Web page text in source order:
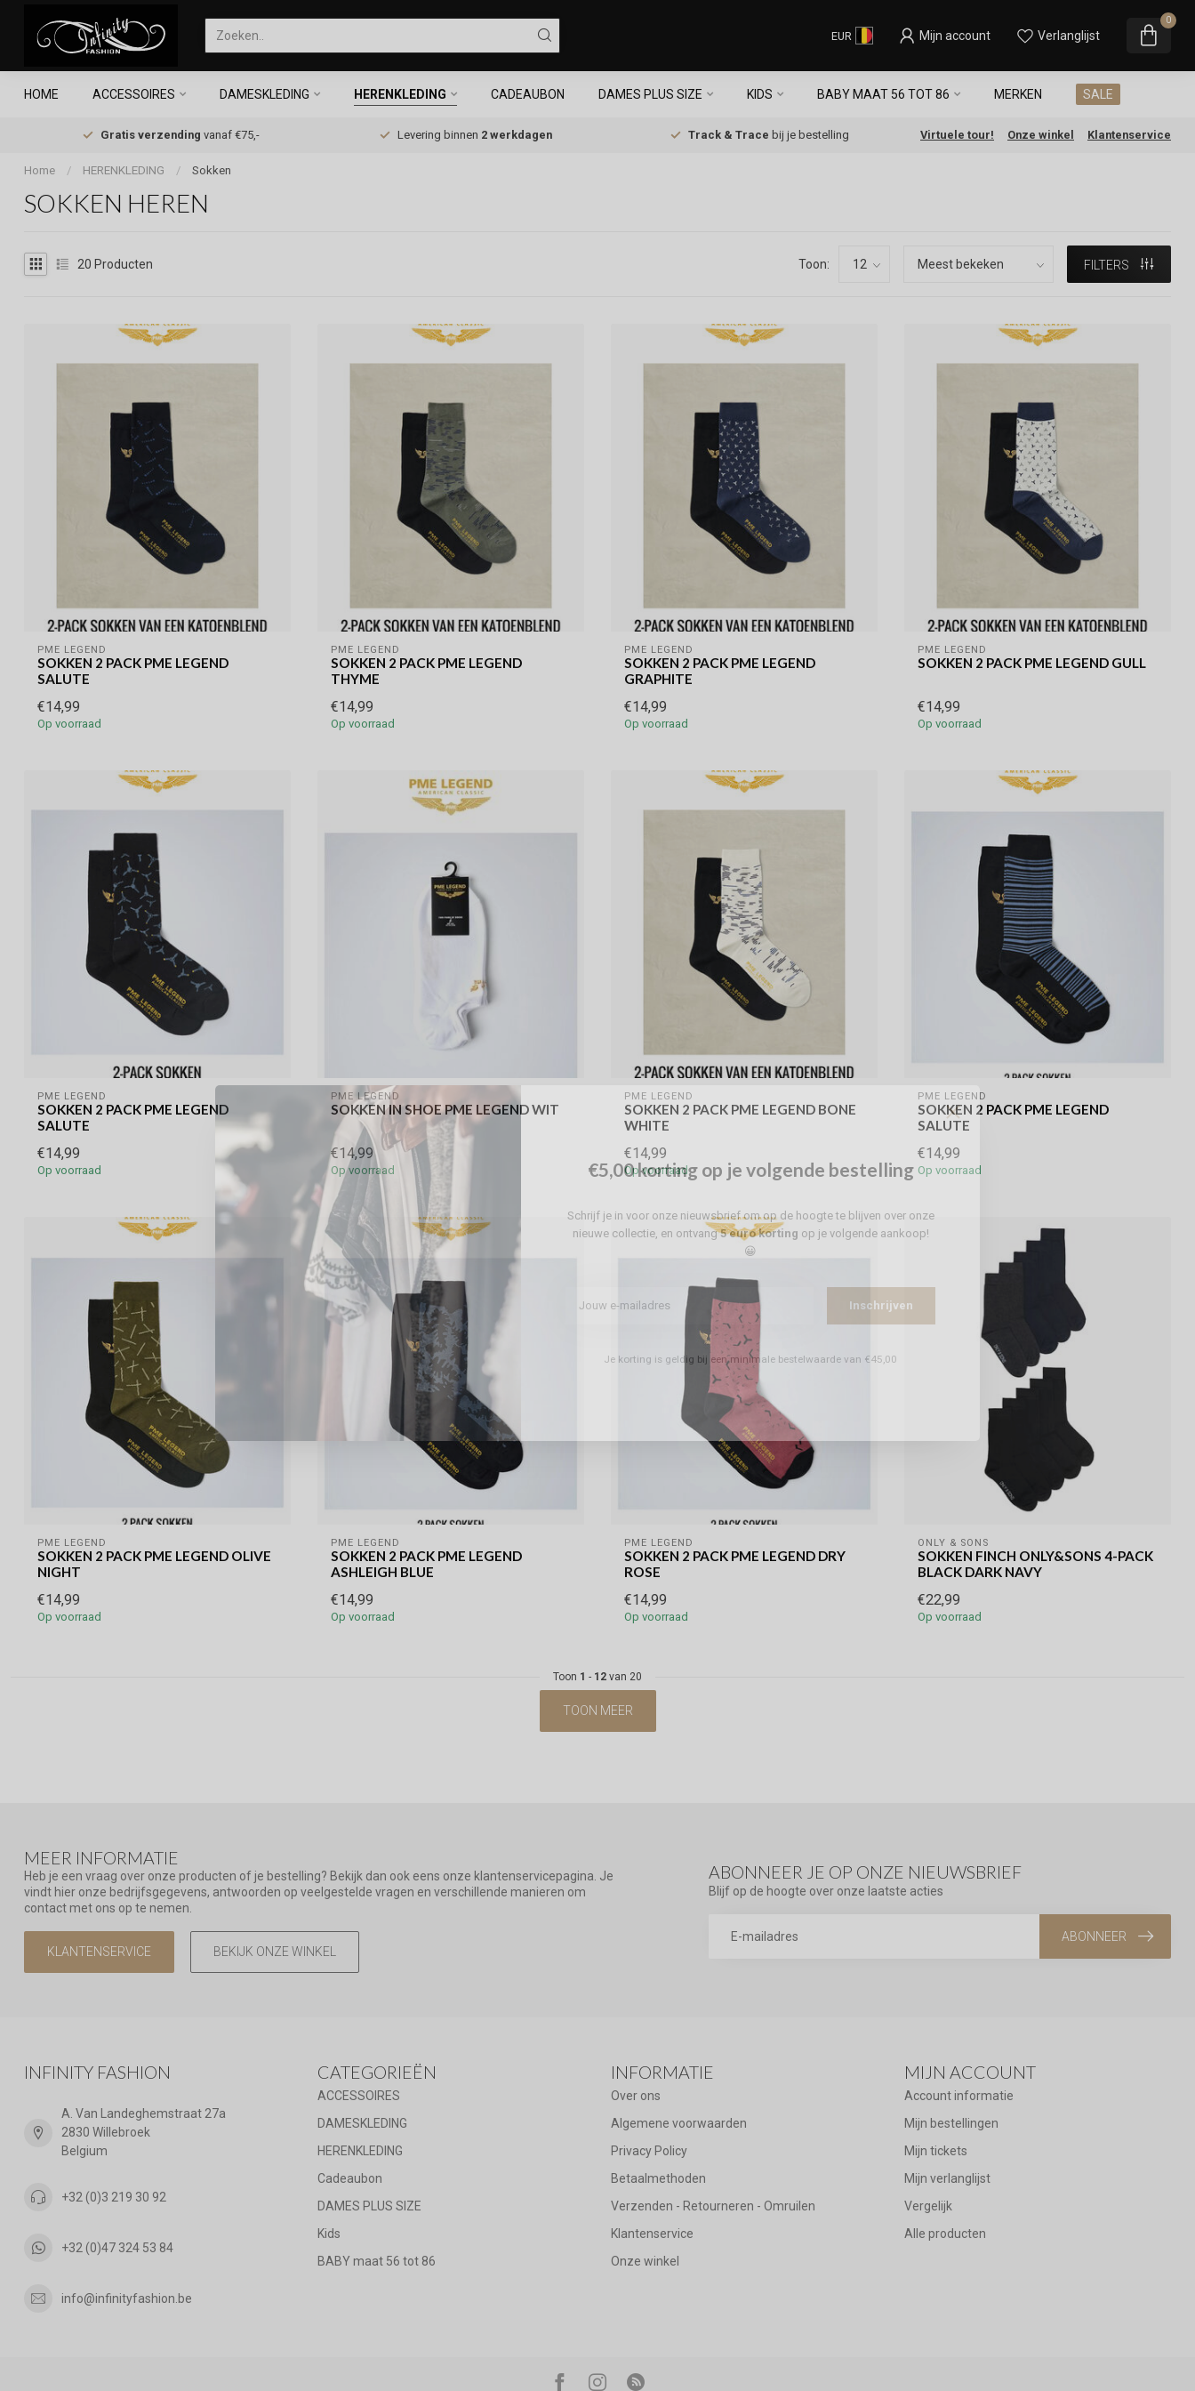
EUR Mijn account Verlanglijst
0
HOME ACCESSOIRES DAMESKLEDING HERENKLEDING CADEAUBON DAMES PLUS SIZE KIDS BABY MAAT 56 TOT 86 MERKEN SALE
Gratis verzending vanaf €75,- Levering binnen 2 werkdagen Track & Trace bij je bestelling Virtuele tour! Onze winkel Klantenservice
Home / HERENKLEDING / Sokken
SOKKEN HEREN
20 Producten Toon: FILTERS
PME LEGEND
SOKKEN 2 PACK PME LEGEND
SALUTE
€14,99
Op voorraad
PME LEGEND
SOKKEN 2 PACK PME LEGEND
THYME
€14,99
Op voorraad
PME LEGEND
SOKKEN 2 PACK PME LEGEND
GRAPHITE
€14,99
Op voorraad
PME LEGEND
SOKKEN 2 PACK PME LEGEND GULL
€14,99
Op voorraad
PME LEGEND
SOKKEN 2 PACK PME LEGEND
SALUTE
€14,99
Op voorraad
PME LEGEND
SOKKEN IN SHOE PME LEGEND WIT
€14,99
Op voorraad
PME LEGEND
SOKKEN 2 PACK PME LEGEND BONE
WHITE
€14,99
Op voorraad
PME LEGEND
SOKKEN 2 PACK PME LEGEND
SALUTE
€14,99
Op voorraad
PME LEGEND
SOKKEN 2 PACK PME LEGEND OLIVE
NIGHT
€14,99
Op voorraad
PME LEGEND
SOKKEN 2 PACK PME LEGEND
ASHLEIGH BLUE
€14,99
Op voorraad
PME LEGEND
SOKKEN 2 PACK PME LEGEND DRY
ROSE
€14,99
Op voorraad
ONLY & SONS
SOKKEN FINCH ONLY&SONS 4-PACK
BLACK DARK NAVY
€22,99
Op voorraad
Toon 1 - 12 van 20
TOON MEER
MEER INFORMATIE
Heb je een vraag over onze producten of je bestelling? Bekijk dan ook eens onze klantenservicepagina. Je
vindt hier onze bedrijfsgegevens, antwoorden op veelgestelde vragen en verschillende manieren om
contact met ons op te nemen.
KLANTENSERVICE BEKIJK ONZE WINKEL
ABONNEER JE OP ONZE NIEUWSBRIEF
Blijf op de hoogte over onze laatste acties
ABONNEER
INFINITY FASHION
A. Van Landeghemstraat 27a
2830 Willebroek
Belgium
+32 (0)3 219 30 92
+32 (0)47 324 53 84
info@infinityfashion.be
CATEGORIEËN
ACCESSOIRES
DAMESKLEDING
HERENKLEDING
Cadeaubon
DAMES PLUS SIZE
Kids
BABY maat 56 tot 86
INFORMATIE
Over ons
Algemene voorwaarden
Privacy Policy
Betaalmethoden
Verzenden - Retourneren - Omruilen
Klantenservice
Onze winkel
MIJN ACCOUNT
Account informatie
Mijn bestellingen
Mijn tickets
Mijn verlanglijst
Vergelijk
Alle producten
€5,00 korting op je volgende bestelling
Schrijf je in voor onze nieuwsbrief om op de hoogte te blijven over onze
nieuwe collectie, en ontvang5 euro korting op je volgende aankoop!
😀
Inschrijven
Je korting is geldig bij een minimale bestelwaarde van €45,00